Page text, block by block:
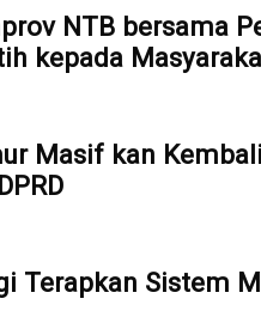
NTB bersama
kepada
Masif kan
Terapkan Sistem